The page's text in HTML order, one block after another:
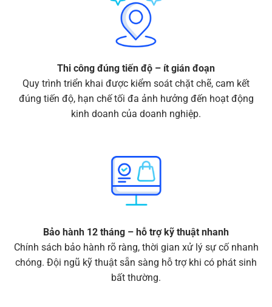
Thi công đúng tiến độ – ít gián đoạn
Quy trình triển khai được kiểm soát chặt chẽ, cam kết
đúng tiến độ, hạn chế tối đa ảnh hưởng đến hoạt động
kinh doanh của doanh nghiệp.
Bảo hành 12 tháng – hỗ trợ kỹ thuật nhanh
Chính sách bảo hành rõ ràng, thời gian xử lý sự cố nhanh
chóng. Đội ngũ kỹ thuật sẵn sàng hỗ trợ khi có phát sinh
bất thường.